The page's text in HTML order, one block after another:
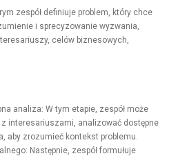
zespół definiuje problem, który chce
i sprecyzowanie wyzwania,
celów biznesowych,
analiza: W tym etapie, zespół może
interesariuszami, analizować dostępne
aby zrozumieć kontekst problemu.
Następnie, zespół formułuje